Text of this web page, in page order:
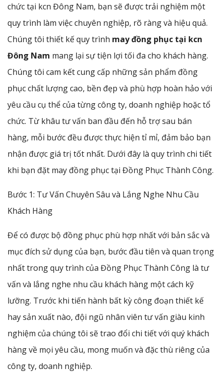
chức tại kcn Đông Nam, bạn sẽ được trải nghiệm một
quy trình làm việc chuyên nghiệp, rõ ràng và hiệu quả.
Chúng tôi thiết kế quy trình may đồng phục tại kcn
Đông Nam mang lại sự tiện lợi tối đa cho khách hàng.
Chúng tôi cam kết cung cấp những sản phẩm đồng
phục chất lượng cao, bền đẹp và phù hợp hoàn hảo với
yêu cầu cụ thể của từng công ty, doanh nghiệp hoặc tổ
chức. Từ khâu tư vấn ban đầu đến hỗ trợ sau bán
hàng, mỗi bước đều được thực hiện tỉ mỉ, đảm bảo bạn
nhận được giá trị tốt nhất. Dưới đây là quy trình chi tiết
khi bạn đặt may đồng phục tại Đồng Phục Thành Công.
Bước 1: Tư Vấn Chuyên Sâu và Lắng Nghe Nhu Cầu
Khách Hàng
Để có được bộ đồng phục phù hợp nhất với bản sắc và
mục đích sử dụng của bạn, bước đầu tiên và quan trọng
nhất trong quy trình của Đồng Phục Thành Công là tư
vấn và lắng nghe nhu cầu khách hàng một cách kỹ
lưỡng. Trước khi tiến hành bất kỳ công đoạn thiết kế
hay sản xuất nào, đội ngũ nhân viên tư vấn giàu kinh
nghiệm của chúng tôi sẽ trao đổi chi tiết với quý khách
hàng về mọi yêu cầu, mong muốn và đặc thù riêng của
công ty, doanh nghiệp.